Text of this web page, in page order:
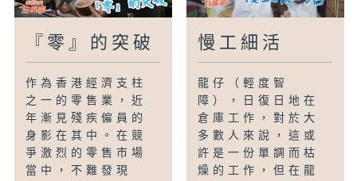
『零』的突破
作為香港經濟支柱
之一的零售業，近
年漸見殘疾僱員的
身影在其中。在競
爭激烈的零售市場
當中，不難發現
慢工細活
龍仔（輕度智
障），日復日地在
倉庫工作，對於大
多數人來說，這或
許是一份單調而枯
燥的工作，但在龍